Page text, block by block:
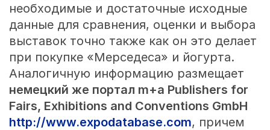
необходимые и достаточные исходные
данные для сравнения, оценки и выбора
выставок точно также как он это делает
при покупке «Мерседеса» и йогурта.
Аналогичную информацию размещает
немецкий же портал m+a Publishers for
Fairs, Exhibitions and Conventions GmbH
http://www.expodatabase.com, причем